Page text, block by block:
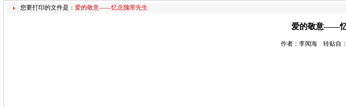
您要打印的文件是： 爱的敬意——忆念隗芾先生
爱的敬意——
作者：李闻海 转贴自